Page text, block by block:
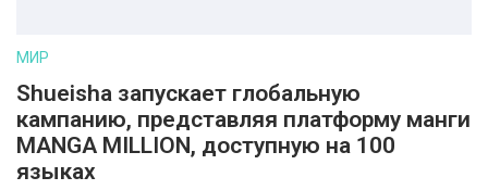
МИР
Shueisha запускает глобальную
кампанию, представляя платформу манги
MANGA MILLION, доступную на 100
языках